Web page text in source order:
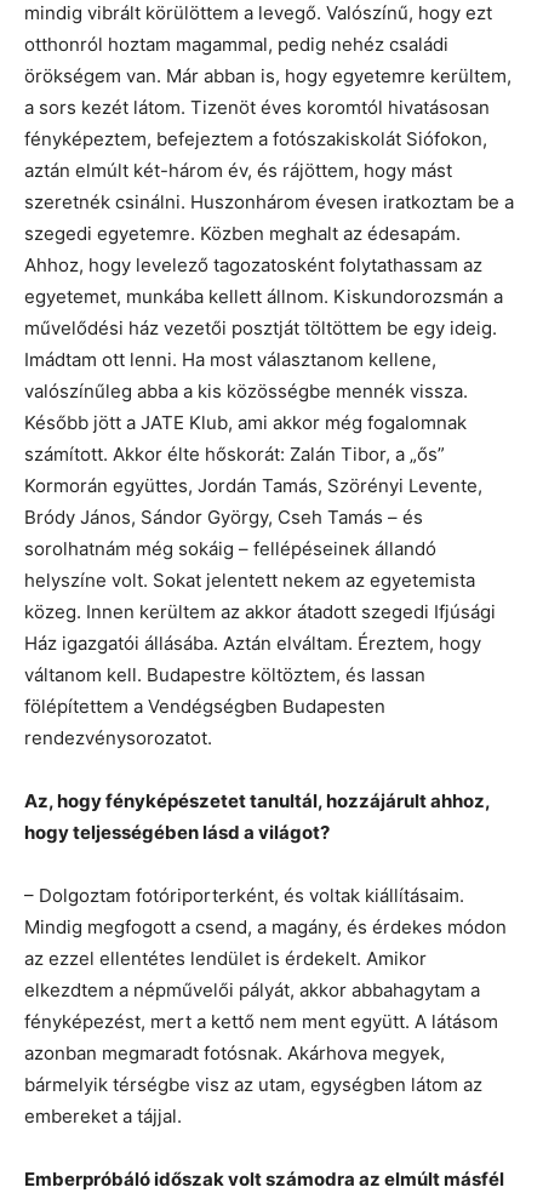
mindig vibrált körülöttem a levegő. Valószínű, hogy ezt
otthonról hoztam magammal, pedig nehéz családi
örökségem van. Már abban is, hogy egyetemre kerültem,
a sors kezét látom. Tizenöt éves koromtól hivatásosan
fényképeztem, befejeztem a fotószakiskolát Siófokon,
aztán elmúlt két-három év, és rájöttem, hogy mást
szeretnék csinálni. Huszonhárom évesen iratkoztam be a
szegedi egyetemre. Közben meghalt az édesapám.
Ahhoz, hogy levelező tagozatosként folytathassam az
egyetemet, munkába kellett állnom. Kiskundorozsmán a
művelődési ház vezetői posztját töltöttem be egy ideig.
Imádtam ott lenni. Ha most választanom kellene,
valószínűleg abba a kis közösségbe mennék vissza.
Később jött a JATE Klub, ami akkor még fogalomnak
számított. Akkor élte hőskorát: Zalán Tibor, a „ős”
Kormorán együttes, Jordán Tamás, Szörényi Levente,
Bródy János, Sándor György, Cseh Tamás – és
sorolhatnám még sokáig – fellépéseinek állandó
helyszíne volt. Sokat jelentett nekem az egyetemista
közeg. Innen kerültem az akkor átadott szegedi Ifjúsági
Ház igazgatói állásába. Aztán elváltam. Éreztem, hogy
váltanom kell. Budapestre költöztem, és lassan
fölépítettem a Vendégségben Budapesten
rendezvénysorozatot.
Az, hogy fényképészetet tanultál, hozzájárult ahhoz,
hogy teljességében lásd a világot?
– Dolgoztam fotóriporterként, és voltak kiállításaim.
Mindig megfogott a csend, a magány, és érdekes módon
az ezzel ellentétes lendület is érdekelt. Amikor
elkezdtem a népművelői pályát, akkor abbahagytam a
fényképezést, mert a kettő nem ment együtt. A látásom
azonban megmaradt fotósnak. Akárhova megyek,
bármelyik térségbe visz az utam, egységben látom az
embereket a tájjal.
Emberpróbáló időszak volt számodra az elmúlt másfél